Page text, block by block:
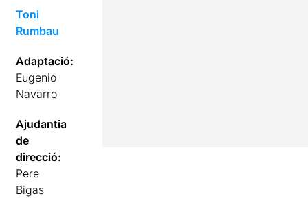
Toni
Rumbau
Adaptació:
Eugenio
Navarro
Ajudantia
de
direcció:
Pere
Bigas